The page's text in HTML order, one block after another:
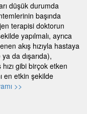
düşük durumda
başında
terapisi doktorun
yapılmalı, ayrıca
akış hızıyla hastaya
da dışarıda),
hızı gibi birçok etken
en etkin şekilde
>>